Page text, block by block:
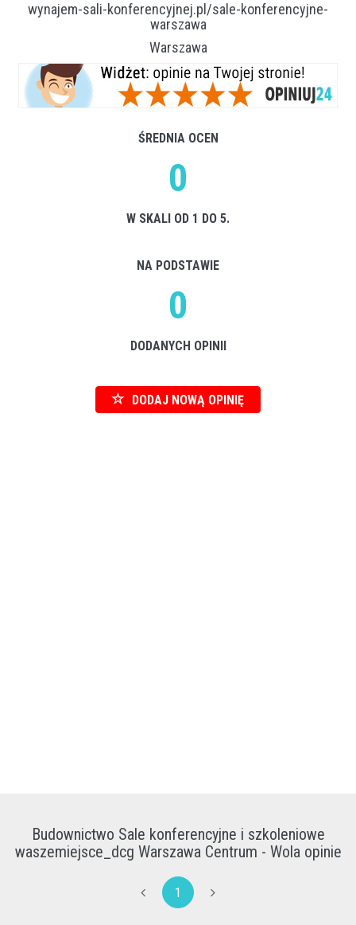
wynajem-sali-konferencyjnej.pl/sale-konferencyjne-
warszawa
Warszawa
ŚREDNIA OCEN
0
W SKALI OD 1 DO 5.
NA PODSTAWIE
0
DODANYCH OPINII
DODAJ NOWĄ OPINIĘ
Budownictwo Sale konferencyjne i szkoleniowe
waszemiejsce_dcg Warszawa Centrum - Wola opinie
1